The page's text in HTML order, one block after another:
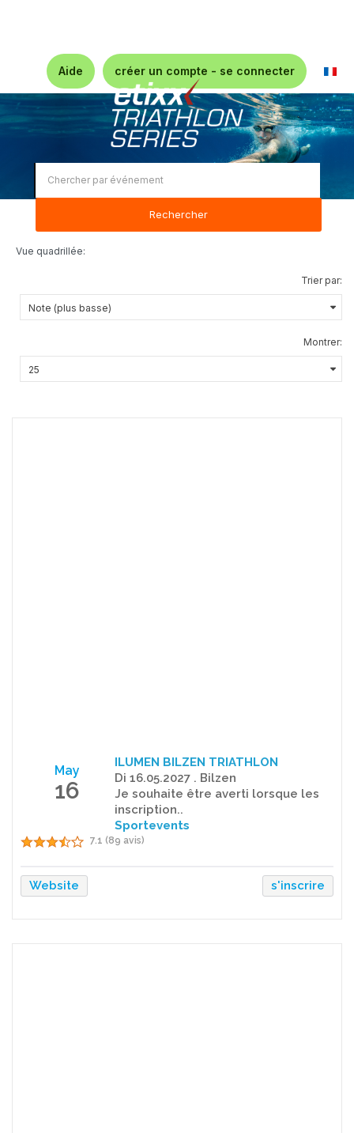
Aide créer un compte - se connecter
Rechercher
Vue quadrillée:
Trier par:
Montrer:
May
16
ILUMEN BILZEN TRIATHLON
Di 16.05.2027 . Bilzen
Je souhaite être averti lorsque les
inscription..
Sportevents
7.1 (89 avis)
Website s'inscrire